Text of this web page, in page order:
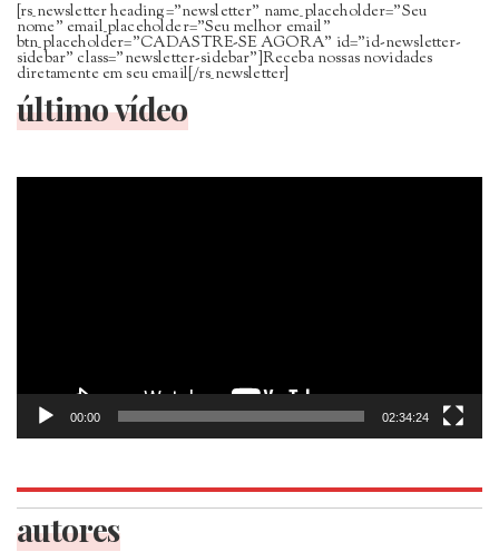
[rs_newsletter heading=”newsletter” name_placeholder=”Seu
nome” email_placeholder=”Seu melhor email”
btn_placeholder=”CADASTRE-SE AGORA” id=”id-newsletter-
sidebar” class=”newsletter-sidebar”]Receba nossas novidades
diretamente em seu email[/rs_newsletter]
último vídeo
Tocador
00:00 02:34:24
autores